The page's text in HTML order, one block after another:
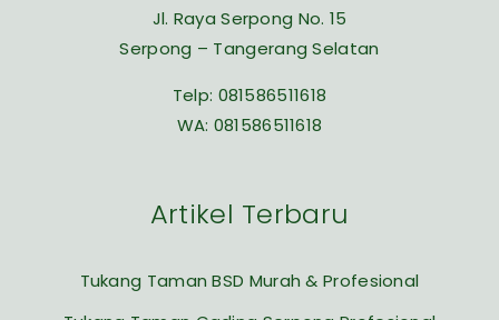
Jl. Raya Serpong No. 15
Serpong – Tangerang Selatan
Telp: 081586511618
WA: 081586511618
Artikel Terbaru
Tukang Taman BSD Murah & Profesional